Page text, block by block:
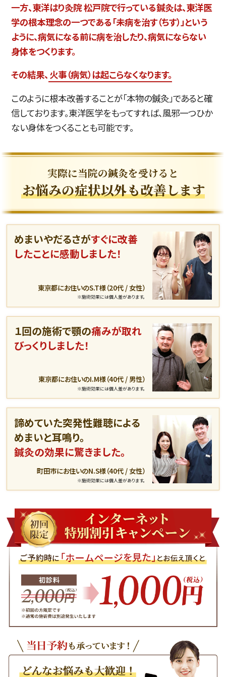
一方、東洋はり灸院 松戸院で行っている鍼灸は、東洋医
学の根本理念の一つである「未病を治す（ちす）」という
ように、病気になる前に病を治したり、病気にならない
身体をつくります。
その結果、火事（病気）は起こらなくなります。
このように根本改善することが「本物の鍼灸」であると確
信しております。東洋医学をもってすれば、風邪一つひか
ない身体をつくることも可能です。
実際に当院の鍼灸を受けると
お悩みの症状以外も改善します
めまいやだるさがすぐに改善
したことに感動しました！
東京都にお住いのS.T様（20代 / 女性）
※施術効果には個人差があります。
１回の施術で顎の痛みが取れ
びっくりしました！
東京都にお住いのI.M様（40代 / 男性）
※施術効果には個人差があります。
諦めていた突発性難聴による
めまいと耳鳴り。
鍼灸の効果に驚きました。
町田市にお住いのN.S様（40代 / 女性）
※施術効果には個人差があります。